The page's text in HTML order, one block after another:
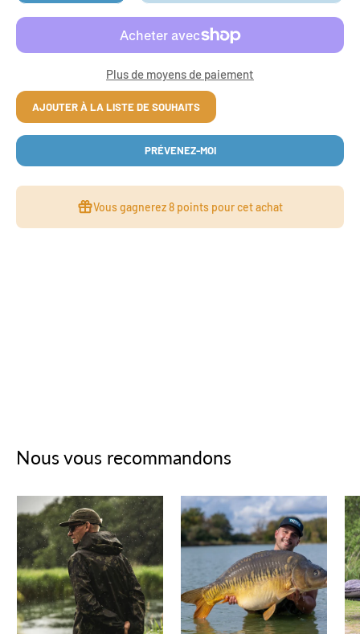
Plus de moyens de paiement
AJOUTER À LA LISTE DE SOUHAITS
PRÉVENEZ-MOI
Vous gagnerez8 points pour cet achat
Nous vous recommandons